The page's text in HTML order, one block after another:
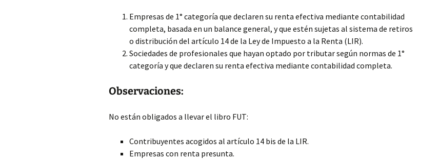
Empresas de 1° categoría que declaren su renta efectiva mediante contabilidad
completa, basada en un balance general, y que estén sujetas al sistema de retiros
o distribución del artículo 14 de la Ley de Impuesto a la Renta (LIR).
Sociedades de profesionales que hayan optado por tributar según normas de 1°
categoría y que declaren su renta efectiva mediante contabilidad completa.
Observaciones:
No están obligados a llevar el libro FUT:
Contribuyentes acogidos al artículo 14 bis de la LIR.
Empresas con renta presunta.